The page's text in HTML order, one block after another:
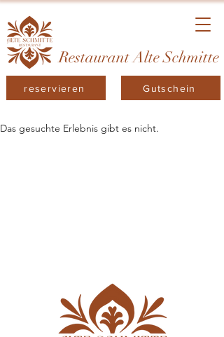
Restaurant Alte Schmitte
Gutschein
reservieren
Das gesuchte Erlebnis gibt es nicht.